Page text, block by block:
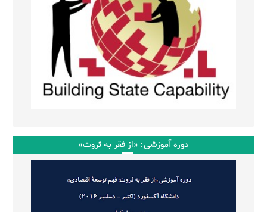
دوره آموزشی: «از فقر به ثروت»